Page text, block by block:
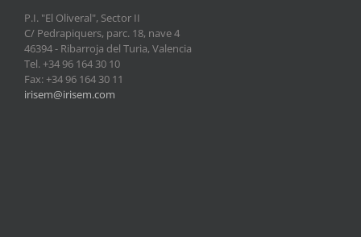
P.I. "El Oliveral", Sector II
C/ Pedrapiquers, parc. 18, nave 4
46394 - Ribarroja del Turia, Valencia
Tel. +34 96 164 30 10
Fax: +34 96 164 30 11
irisem@irisem.com